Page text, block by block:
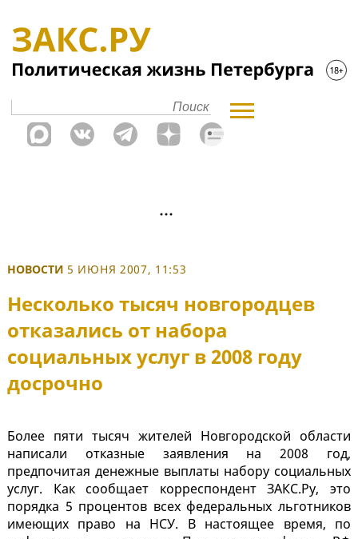
НОВОСТИ 5 ИЮНЯ 2007, 11:53
Несколько тысяч новгородцев
отказались от набора
социальных услуг в 2008 году
досрочно
Более пяти тысяч жителей Новгородской области
написали отказные заявления на 2008 год,
предпочитая денежные выплаты набору социальных
услуг. Как сообщает корреспондент ЗАКС.Ру, это
порядка 5 процентов всех федеральных льготников
имеющих право на НСУ. В настоящее время, по